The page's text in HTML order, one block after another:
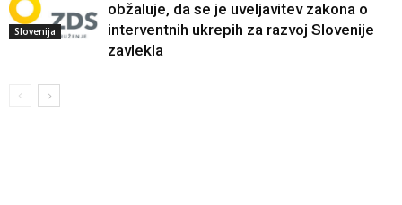
Slovenija
obžaluje, da se je uveljavitev zakona o
interventnih ukrepih za razvoj Slovenije
zavlekla